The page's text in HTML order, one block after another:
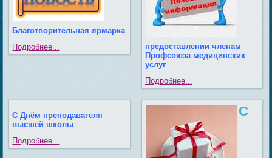
Благотворительная ярмарка
Подробнее...
предоставлении членам
Профсоюза медицинских
услуг
Подробнее...
СДнём преподавателя
высшей школы
Подробнее...
С